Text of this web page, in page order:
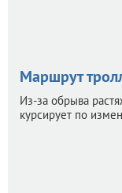
Маршрут
Из-за обрыва
курсирует по